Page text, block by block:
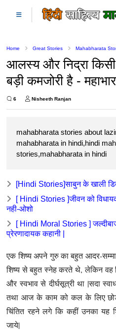
Home Great Stories Mahabharata
आलस्य और निद्रा किसी
बड़ी कमजोरी है -
6 Nisheeth Ranjan
mahabharata stories about
mahabharata in hindi,hindi
stories,mahabharata in hindi
[Hindi Stories]साबुन के खाली
[ Hindi Stories ]जीवन को
नही-ओशो
[ Hindi Moral Stories ]
प्रेरणादायक कहानी |
एक शिष्य अपने गुरु का बहुत आदर-
शिष्य से बहुत स्नेह करते थे,लेकिन वह
और स्वभाव से दीर्घसूत्री था |सदा
तथा आज के काम को कल के लिए
चिंतित रहने लगेकि कहीं उनका यह
जाये|